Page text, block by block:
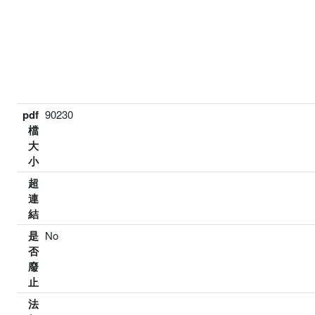
pdf
檔
大
小
90230
超
連
結
是
否
廢
止
No
法